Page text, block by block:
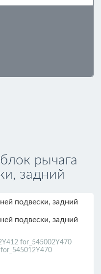
рычага
задний
for_545002Y470